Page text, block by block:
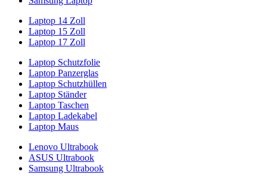
Laptop 14 Zoll
Laptop 15 Zoll
Laptop 17 Zoll
Laptop Schutzfolie
Laptop Panzerglas
Laptop Schutzhüllen
Laptop Ständer
Laptop Taschen
Laptop Ladekabel
Laptop Maus
Lenovo Ultrabook
ASUS Ultrabook
Samsung Ultrabook